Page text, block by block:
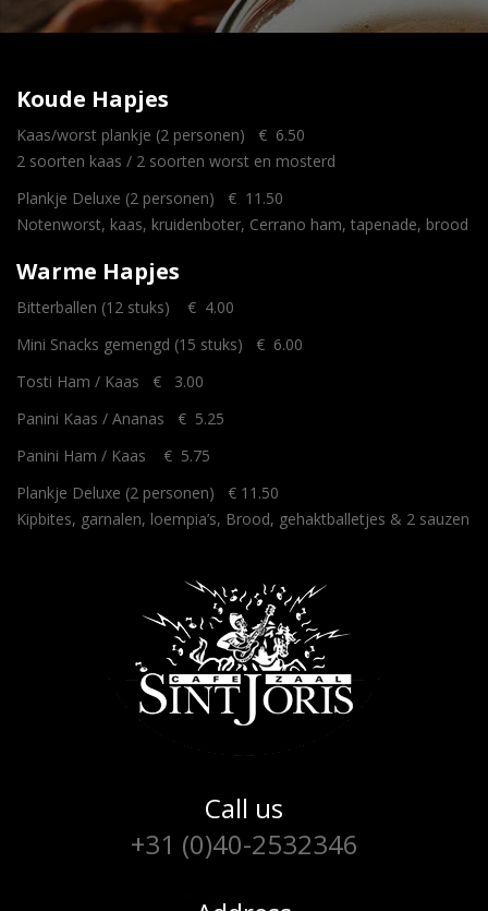
Koude Hapjes
Kaas/worst plankje (2 personen) € 6.50
2 soorten kaas / 2 soorten worst en mosterd
Plankje Deluxe (2 personen) € 11.50
Notenworst, kaas, kruidenboter, Cerrano ham, tapenade, brood
Warme Hapjes
Bitterballen (12 stuks) € 4.00
Mini Snacks gemengd (15 stuks) € 6.00
Tosti Ham / Kaas € 3.00
Panini Kaas / Ananas € 5.25
Panini Ham / Kaas € 5.75
Plankje Deluxe (2 personen) € 11.50
Kipbites, garnalen, loempia’s, Brood, gehaktballetjes & 2 sauzen
Call us
+31 (0)40-2532346